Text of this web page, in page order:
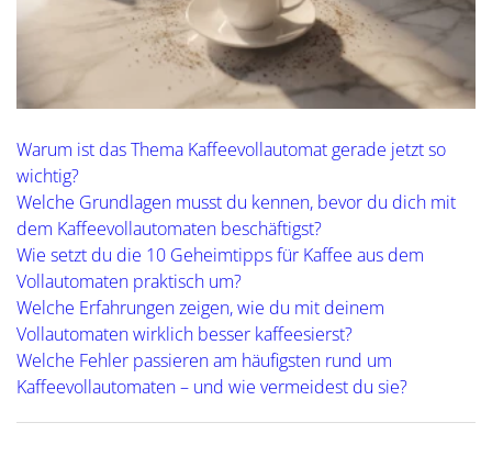
Warum ist das Thema Kaffeevollautomat gerade jetzt so
wichtig?
Welche Grundlagen musst du kennen, bevor du dich mit
dem Kaffeevollautomaten beschäftigst?
Wie setzt du die 10 Geheimtipps für Kaffee aus dem
Vollautomaten praktisch um?
Welche Erfahrungen zeigen, wie du mit deinem
Vollautomaten wirklich besser kaffeesierst?
Welche Fehler passieren am häufigsten rund um
Kaffeevollautomaten – und wie vermeidest du sie?